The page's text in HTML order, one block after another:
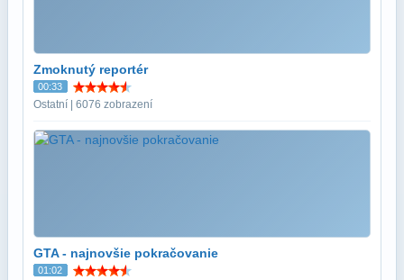
Zmoknutý reportér
00:33
Ostatní | 6076 zobrazení
GTA - najnovšie pokračovanie
01:02